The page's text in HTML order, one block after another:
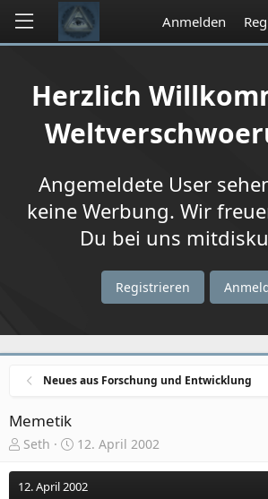
Anmelden
Herzlich
Angemeldete User
keine Werbung. Wir
Du bei uns
Registrieren
Neues aus Forschung und Entwicklung
Memetik
E
s
t
Seth
E
s
t
12. April 2002
12. April 2002